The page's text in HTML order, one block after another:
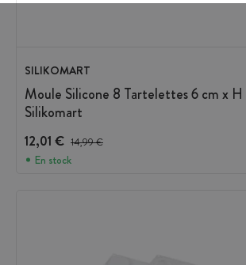
SILIKOMART
Moule Silicone 8 Tartelettes 6 cm x H
Silikomart
12,01 € Prix avant réduction :
14,99 €
En stock